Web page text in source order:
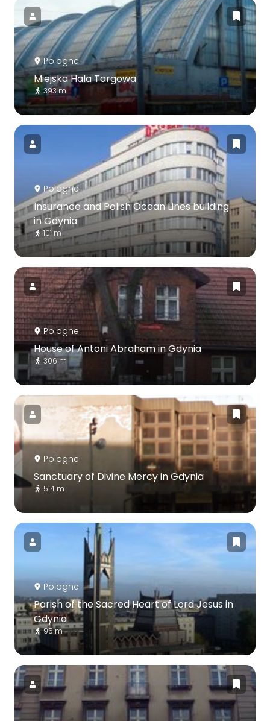
Pologne
Miejska Hala Targowa
393 m
Pologne
Insurance and Polish Ocean Lines building
in Gdynia
101 m
Pologne
House of Antoni Abraham in Gdynia
306 m
Pologne
Sanctuary of Divine Mercy in Gdynia
514 m
Pologne
Parish of the Sacred Heart of Lord Jesus in
Gdynia
95 m